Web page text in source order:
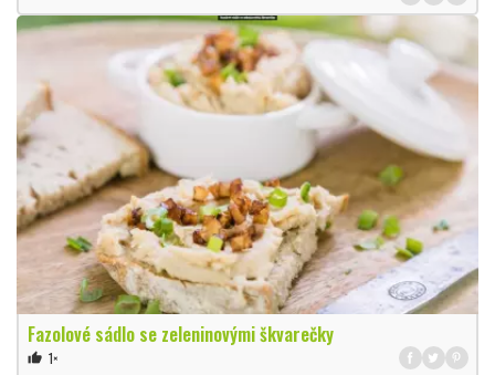
Fazolové sádlo se zeleninovými škvarečky
thumb_up 1×